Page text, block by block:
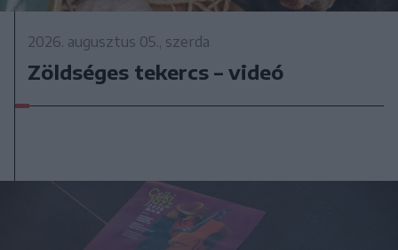
2026. augusztus 05., szerda
Zöldséges tekercs – videó